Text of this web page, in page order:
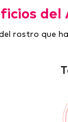
rostro que